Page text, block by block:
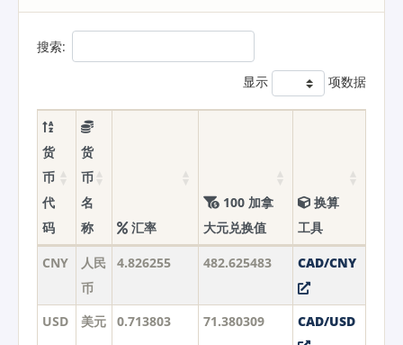
搜索:
显示 项数据
货
币
代
码
货
币
名
称
汇率
100 加拿
大元兑换值
换算
工具
CNY
人民
币
4.826255 482.625483 CAD/CNY
USD 美元 0.713803 71.380309 CAD/USD